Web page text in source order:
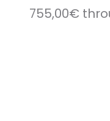
755,00€